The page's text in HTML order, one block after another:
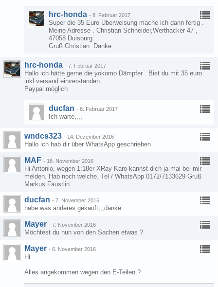
hrc-honda - 8. Februar 2017
Super die 35 Euro Überweisung mache ich dann fertig .
Meine Adresse . Christian Schneider,Werthacker 47 ,
47058 Duisburg .
Gruß Christian .Danke
hrc-honda - 7. Februar 2017
Hallo ich hätte gerne die yokomo Dämpfer . Bist du mit 35 euro
inkl.versand einverstanden.
Paypal möglich
ducfan - 8. Februar 2017
Ich warte,,,,
wndcs323 - 14. Dezember 2016
Hallo ich hab dir über WhatsApp geschrieben
MAF - 18. November 2016
Hi Antonio, wegen 1:18er XRay Karo kannst dich ja mal bei mir
melden. Hab noch welche. Tel / WhatsApp 0172/7133629 Gruß
Markus Fäustlin
ducfan - 7. November 2016
habe was anderes gekauft,,,danke
Mayer - 7. November 2016
Möchtest du nun von den Sachen etwas ?
Mayer - 6. November 2016
Hi
Alles angekommen wegen den E-Teilen ?